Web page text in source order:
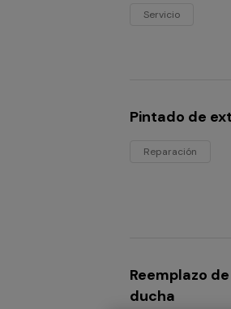
Servicio
Pintado de
Reparación
Reemplazo
ducha